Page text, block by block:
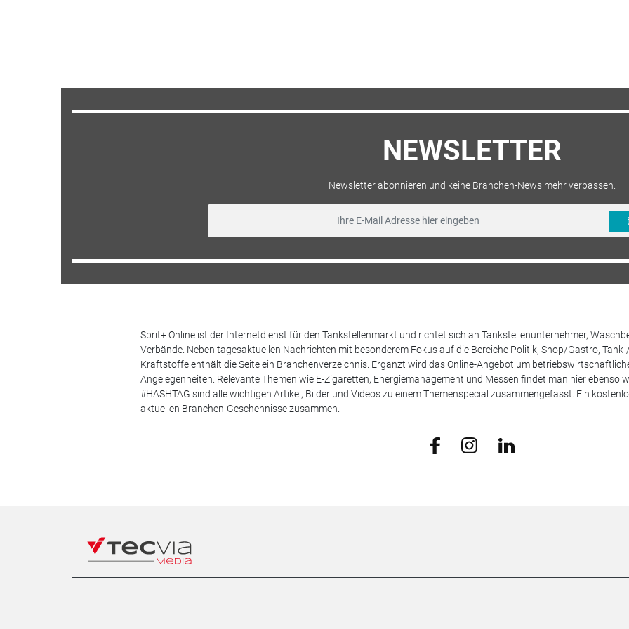
NEWSLETTER
Newsletter abonnieren und keine Branchen-News mehr verpassen.
Sprit+ Online ist der Internetdienst für den Tankstellenmarkt und richtet sich an Tankstellenunternehmer,
Verbände. Neben tagesaktuellen Nachrichten mit besonderem Fokus auf die Bereiche Politik, Shop/Gastro,
Kraftstoffe enthält die Seite ein Branchenverzeichnis. Ergänzt wird das Online-Angebot um
Angelegenheiten. Relevante Themen wie E-Zigaretten, Energiemanagement und Messen findet man hier ebenso
#HASHTAG sind alle wichtigen Artikel, Bilder und Videos zu einem Themenspecial zusammengefasst. Ein
aktuellen Branchen-Geschehnisse zusammen.